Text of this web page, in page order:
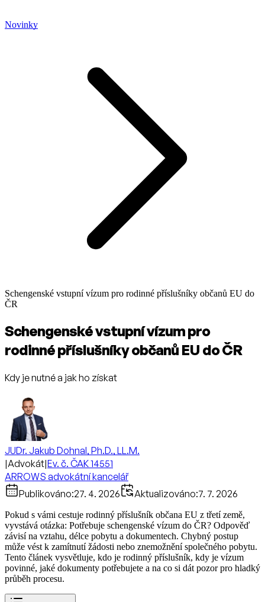
Novinky
Schengenské vstupní vízum pro rodinné příslušníky občanů EU do
ČR
Schengenské vstupní vízum pro
rodinné příslušníky občanů EU do ČR
Kdy je nutné a jak ho získat
JUDr. Jakub Dohnal, Ph.D., LL.M.
|Advokát|Ev. č. ČAK 14551
ARROWS advokátní kancelář
Publikováno:27. 4. 2026 Aktualizováno:7. 7. 2026
Pokud s vámi cestuje rodinný příslušník občana EU z třetí země,
vyvstává otázka: Potřebuje schengenské vízum do ČR? Odpověď
závisí na vztahu, délce pobytu a dokumentech. Chybný postup
může vést k zamítnutí žádosti nebo znemožnění společného pobytu.
Tento článek vysvětluje, kdo je rodinný příslušník, kdy je vízum
povinné, jaké dokumenty potřebujete a na co si dát pozor pro hladký
průběh procesu.